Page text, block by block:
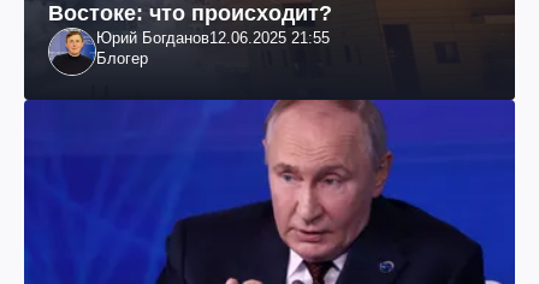
Востоке: что происходит?
Юрий Богданов12.06.2025 21:55
Блогер